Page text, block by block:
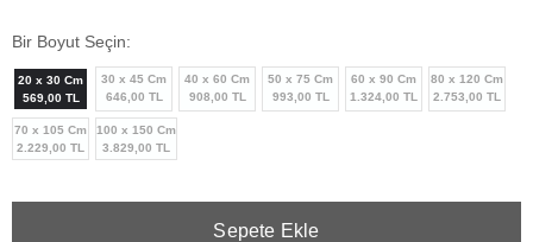
Bir Boyut Seçin:
20 x 30 Cm
569,00 TL
30 x 45 Cm
646,00 TL
40 x 60 Cm
908,00 TL
50 x 75 Cm
993,00 TL
60 x 90 Cm
1.324,00 TL
80 x 120 Cm
2.753,00 TL
70 x 105 Cm
2.229,00 TL
100 x 150 Cm
3.829,00 TL
Sepete Ekle